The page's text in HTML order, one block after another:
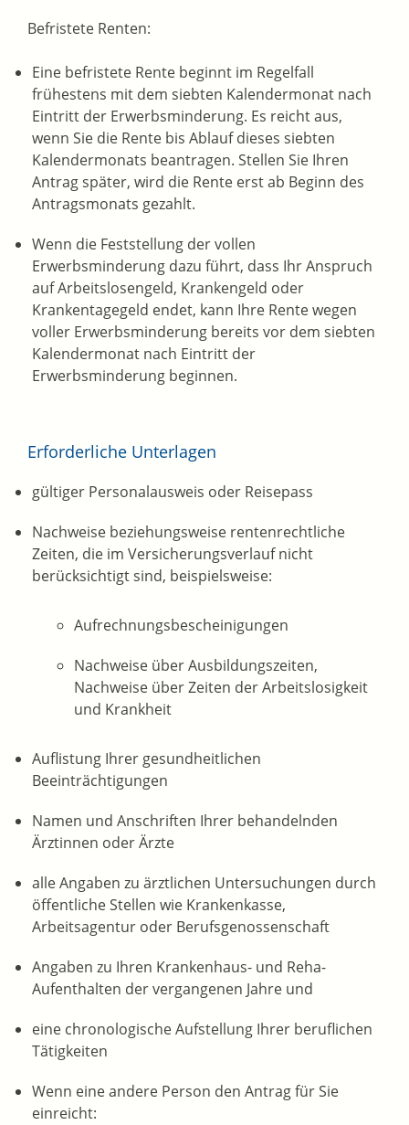
Befristete Renten:
Eine befristete Rente beginnt im Regelfall
frühestens mit dem siebten Kalendermonat nach
Eintritt der Erwerbsminderung. Es reicht aus,
wenn Sie die Rente bis Ablauf dieses siebten
Kalendermonats beantragen. Stellen Sie Ihren
Antrag später, wird die Rente erst ab Beginn des
Antragsmonats gezahlt.
Wenn die Feststellung der vollen
Erwerbsminderung dazu führt, dass Ihr Anspruch
auf Arbeitslosengeld, Krankengeld oder
Krankentagegeld endet, kann Ihre Rente wegen
voller Erwerbsminderung bereits vor dem siebten
Kalendermonat nach Eintritt der
Erwerbsminderung beginnen.
Erforderliche Unterlagen
gültiger Personalausweis oder Reisepass
Nachweise beziehungsweise rentenrechtliche
Zeiten, die im Versicherungsverlauf nicht
berücksichtigt sind, beispielsweise:
Aufrechnungsbescheinigungen
Nachweise über Ausbildungszeiten,
Nachweise über Zeiten der Arbeitslosigkeit
und Krankheit
Auflistung Ihrer gesundheitlichen
Beeinträchtigungen
Namen und Anschriften Ihrer behandelnden
Ärztinnen oder Ärzte
alle Angaben zu ärztlichen Untersuchungen durch
öffentliche Stellen wie Krankenkasse,
Arbeitsagentur oder Berufsgenossenschaft
Angaben zu Ihren Krankenhaus- und Reha-
Aufenthalten der vergangenen Jahre und
eine chronologische Aufstellung Ihrer beruflichen
Tätigkeiten
Wenn eine andere Person den Antrag für Sie
einreicht: